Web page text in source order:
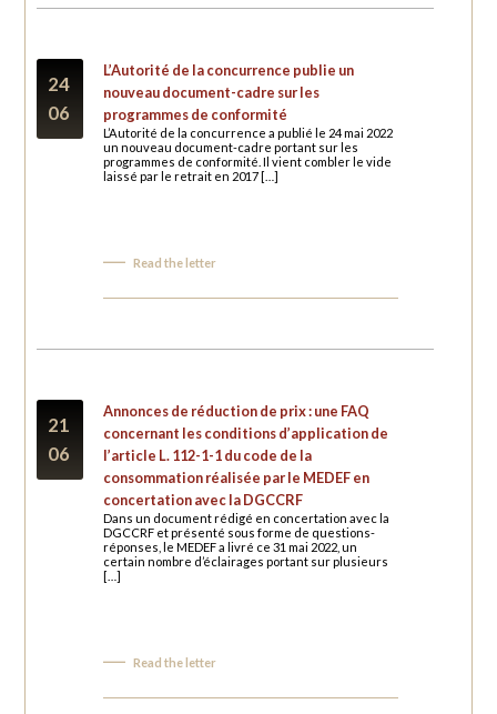
24
06
L’Autorité de la concurrence publie un
nouveau document-cadre sur les
programmes de conformité
L’Autorité de la concurrence a publié le 24 mai 2022
un nouveau document-cadre portant sur les
programmes de conformité. Il vient combler le vide
laissé par le retrait en 2017 […]
Read the letter
21
06
Annonces de réduction de prix : une FAQ
concernant les conditions d’application de
l’article L. 112-1-1 du code de la
consommation réalisée par le MEDEF en
concertation avec la DGCCRF
Dans un document rédigé en concertation avec la
DGCCRF et présenté sous forme de questions-
réponses, le MEDEF a livré ce 31 mai 2022, un
certain nombre d’éclairages portant sur plusieurs
[…]
Read the letter